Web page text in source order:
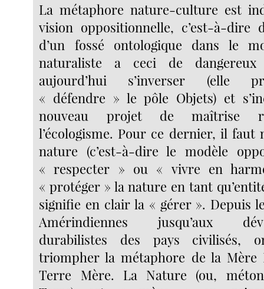
La métaphore nature-culture est
vision oppositionnelle, c’est-à-dire
d’un fossé ontologique dans le
naturaliste a ceci de dangereux
aujourd’hui s’inverser (elle
« défendre » le pôle Objets) et
nouveau projet de maîtrise
l’écologisme. Pour ce dernier, il faut
nature (c’est-à-dire le modèle
« respecter » ou « vivre en
« protéger » la nature en tant
signifie en clair la « gérer ». Depuis
Amérindiennes jusqu’aux
durabilistes des pays civilisés,
triompher la métaphore de la Mère
Terre Mère. La Nature (ou,